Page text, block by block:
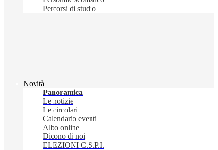
Percorsi di studio
Novità
Panoramica
Le notizie
Le circolari
Calendario eventi
Albo online
Dicono di noi
ELEZIONI C.S.P.I.